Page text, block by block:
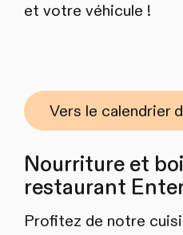
et votre véhicule !
Vers le calendrier
Nourriture et
restaurant
Profitez de notre